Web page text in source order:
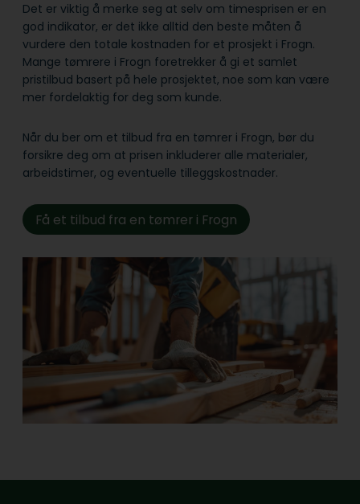
Det er viktig å merke seg at selv om timesprisen er en
god indikator, er det ikke alltid den beste måten å
vurdere den totale kostnaden for et prosjekt i Frogn.
Mange tømrere i Frogn foretrekker å gi et samlet
pristilbud basert på hele prosjektet, noe som kan være
mer fordelaktig for deg som kunde.
Når du ber om et tilbud fra en tømrer i Frogn, bør du
forsikre deg om at prisen inkluderer alle materialer,
arbeidstimer, og eventuelle tilleggskostnader.
Få et tilbud fra en tømrer i Frogn